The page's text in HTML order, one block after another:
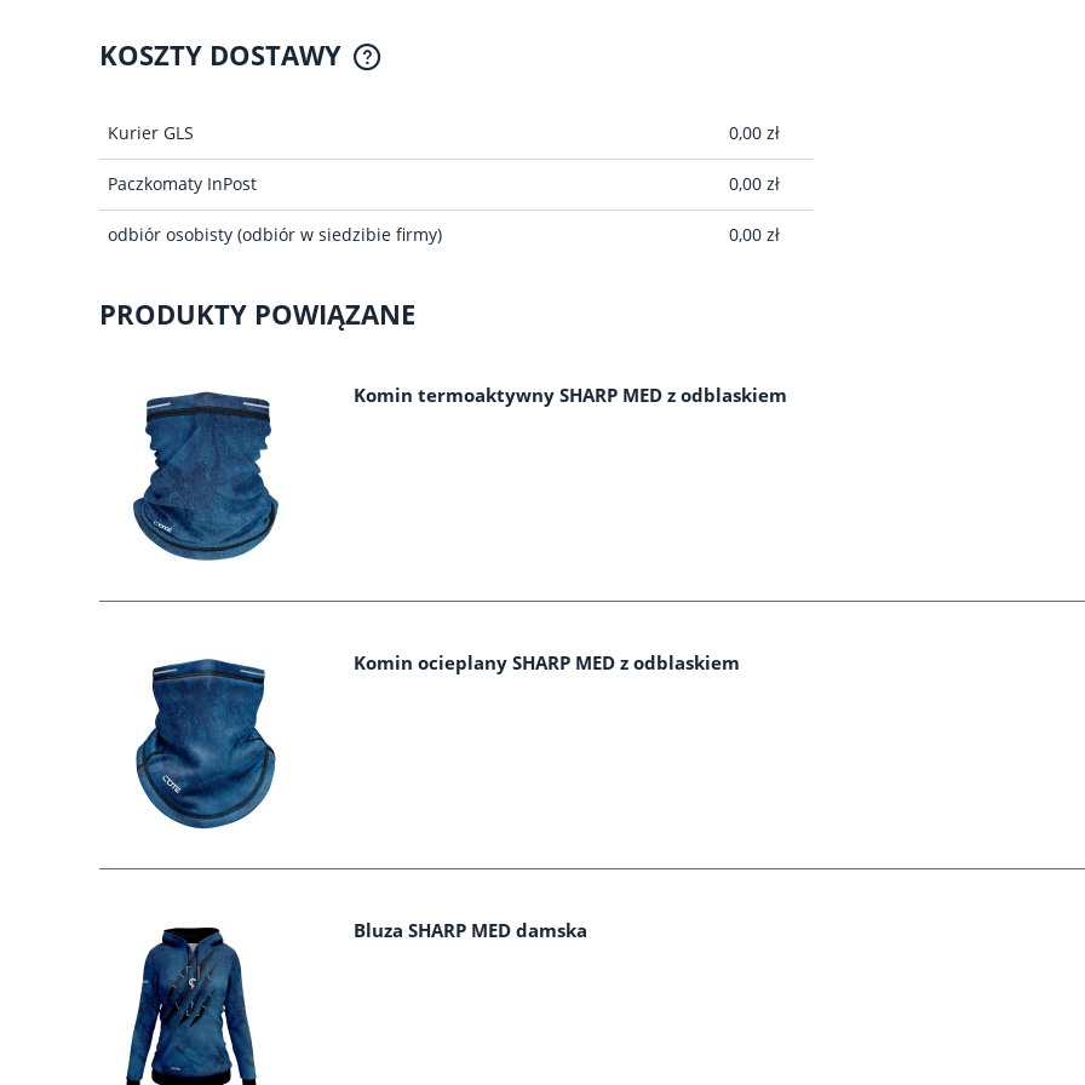
KOSZTY DOSTAWY
Kurier GLS 0,00 zł
Paczkomaty InPost 0,00 zł
odbiór osobisty (odbiór w siedzibie firmy) 0,00 zł
PRODUKTY POWIĄZANE
Komin termoaktywny SHARP MED z odblaskiem
Komin ocieplany SHARP MED z odblaskiem
Bluza SHARP MED damska